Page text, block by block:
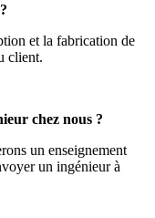
et la fabrication de
client.
chez nous ?
un enseignement
un ingénieur à